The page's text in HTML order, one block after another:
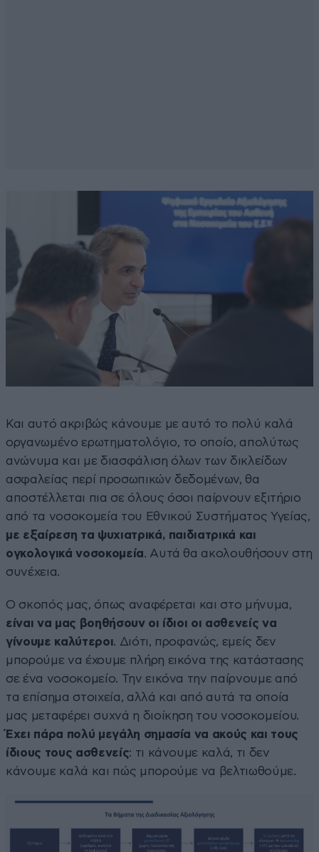
Και αυτό ακριβώς κάνουμε με αυτό το πολύ καλά
οργανωμένο ερωτηματολόγιο, το οποίο, απολύτως
ανώνυμα και με διασφάλιση όλων των δικλείδων
ασφαλείας περί προσωπικών δεδομένων, θα
αποστέλλεται πια σε όλους όσοι παίρνουν εξιτήριο
από τα νοσοκομεία του Εθνικού Συστήματος Υγείας,
με εξαίρεση τα ψυχιατρικά, παιδιατρικά και
ογκολογικά νοσοκομεία. Αυτά θα ακολουθήσουν στη
συνέχεια.
Ο σκοπός μας, όπως αναφέρεται και στο μήνυμα,
είναι να μας βοηθήσουν οι ίδιοι οι ασθενείς να
γίνουμε καλύτεροι. Διότι, προφανώς, εμείς δεν
μπορούμε να έχουμε πλήρη εικόνα της κατάστασης
σε ένα νοσοκομείο. Την εικόνα την παίρνουμε από
τα επίσημα στοιχεία, αλλά και από αυτά τα οποία
μας μεταφέρει συχνά η διοίκηση του νοσοκομείου.
Έχει πάρα πολύ μεγάλη σημασία να ακούς και τους
ίδιους τους ασθενείς: τι κάνουμε καλά, τι δεν
κάνουμε καλά και πώς μπορούμε να βελτιωθούμε.